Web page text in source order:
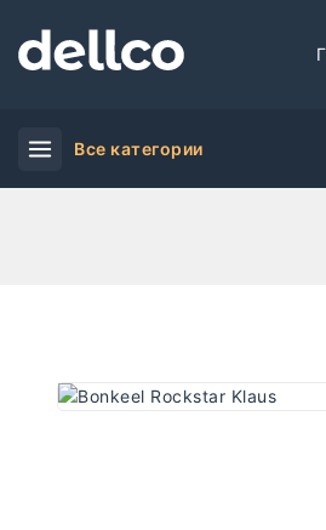
Все категории